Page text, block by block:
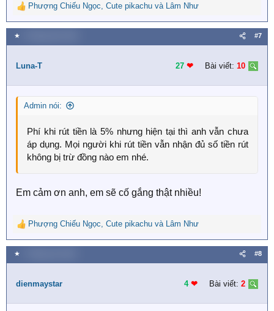
R
e
a
c
i
n
s
Phượng Chiếu Ngọc, Cute pikachu và Lâm Như
★ #7
Luna-T 27 ❤︎ Bài viết: 10
Admin nói:
Phí khi rút tiền là 5% nhưng hiện tại thì anh vẫn chưa
áp dụng. Mọi người khi rút tiền vẫn nhận đủ số tiền rút
không bị trừ đồng nào em nhé.
Em cảm ơn anh, em sẽ cố gắng thật nhiều!
R
e
a
c
i
n
Phượng Chiếu Ngọc, Cute pikachu và Lâm Như
★ #8
dienmaystar 4 ❤︎ Bài viết: 2